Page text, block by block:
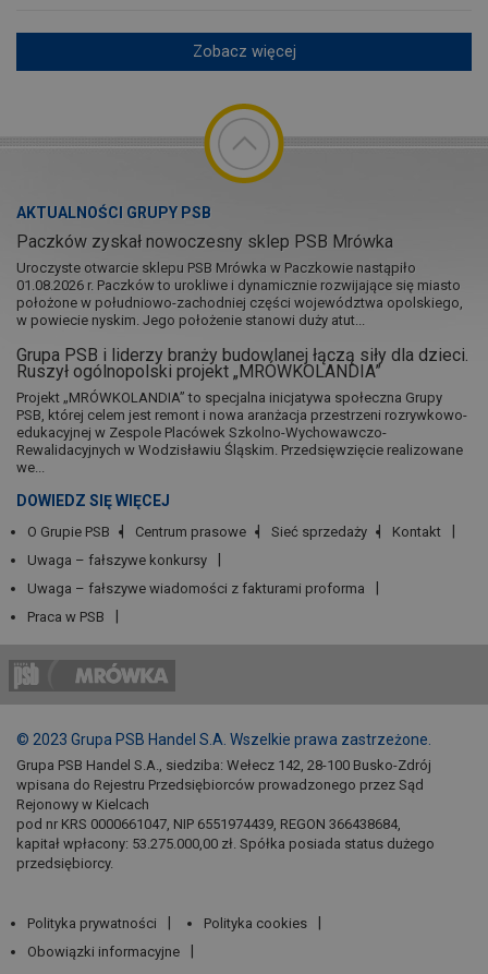
Zobacz więcej
AKTUALNOŚCI GRUPY PSB
Paczków zyskał nowoczesny sklep PSB Mrówka
Uroczyste otwarcie sklepu PSB Mrówka w Paczkowie nastąpiło
01.08.2026 r. Paczków to urokliwe i dynamicznie rozwijające się miasto
położone w południowo-zachodniej części województwa opolskiego,
w powiecie nyskim. Jego położenie stanowi duży atut...
Grupa PSB i liderzy branży budowlanej łączą siły dla dzieci.
Ruszył ogólnopolski projekt „MRÓWKOLANDIA”
Projekt „MRÓWKOLANDIA” to specjalna inicjatywa społeczna Grupy
PSB, której celem jest remont i nowa aranżacja przestrzeni rozrywkowo-
edukacyjnej w Zespole Placówek Szkolno-Wychowawczo-
Rewalidacyjnych w Wodzisławiu Śląskim. Przedsięwzięcie realizowane
we...
DOWIEDZ SIĘ WIĘCEJ
O Grupie PSB Centrum prasowe Sieć sprzedaży
Kontakt
Uwaga – fałszywe konkursy
Uwaga – fałszywe wiadomości z fakturami proforma
Praca w PSB
© 2023 Grupa PSB Handel S.A. Wszelkie prawa zastrzeżone.
Grupa PSB Handel S.A., siedziba: Wełecz 142, 28-100 Busko-Zdrój
wpisana do Rejestru Przedsiębiorców prowadzonego przez Sąd
Rejonowy w Kielcach
pod nr KRS 0000661047, NIP 6551974439, REGON 366438684,
kapitał wpłacony: 53.275.000,00 zł. Spółka posiada status dużego
przedsiębiorcy.
Polityka prywatności
Polityka cookies
Obowiązki informacyjne